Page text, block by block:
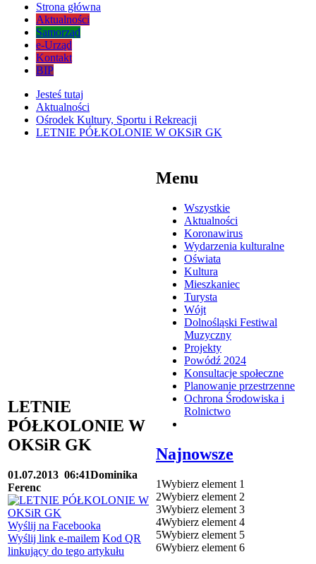
Strona główna
Aktualności
Samorząd
e-Urząd
Kontakt
BIP
Jesteś tutaj
Aktualności
Ośrodek Kultury, Sportu i Rekreacji
LETNIE PÓŁKOLONIE W OKSiR GK
LETNIE
PÓŁKOLONIE W
OKSiR GK
01.07.2013 06:41Dominika
Ferenc
Wyślij na Facebooka
Wyślij link e-mailem Kod QR
linkujący do tego artykułu
Menu
Wszystkie
Aktualności
Koronawirus
Wydarzenia kulturalne
Oświata
Kultura
Mieszkaniec
Turysta
Wójt
Dolnośląski Festiwal
Muzyczny
Projekty
Powódź 2024
Konsultacje społeczne
Planowanie przestrzenne
Ochrona Środowiska i
Rolnictwo
Najnowsze
1Wybierz element 1
2Wybierz element 2
3Wybierz element 3
4Wybierz element 4
5Wybierz element 5
6Wybierz element 6